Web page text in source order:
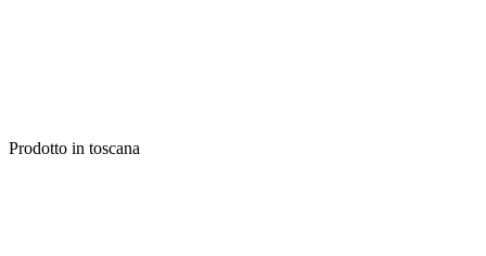
Prodotto in toscana